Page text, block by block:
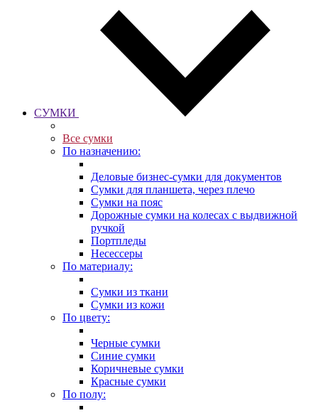
СУМКИ
Все сумки
По назначению:
Деловые бизнес-сумки для документов
Сумки для планшета, через плечо
Сумки на пояс
Дорожные сумки на колесах с выдвижной
ручкой
Портпледы
Несессеры
По материалу:
Сумки из ткани
Сумки из кожи
По цвету:
Черные сумки
Синие сумки
Коричневые сумки
Красные сумки
По полу: